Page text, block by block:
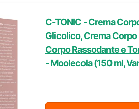
C-TONIC - Crema
Glicolico, Crema
Corpo Rassodante e
- Moolecola (150 ml,